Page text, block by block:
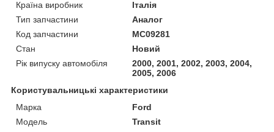
Країна виробник
Італія
Тип запчастини
Аналог
Код запчастини
MC09281
Стан
Новий
Рік випуску автомобіля
2000, 2001, 2002, 2003, 2004,
2005, 2006
Користувальницькі характеристики
Марка
Ford
Модель
Transit